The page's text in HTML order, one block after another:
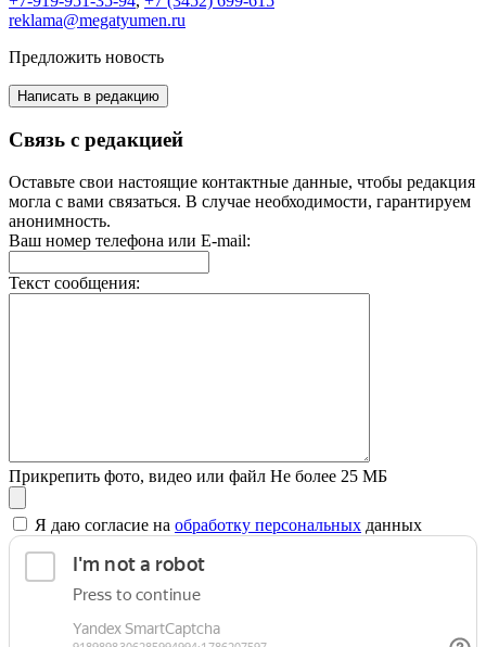
reklama@megatyumen.ru
Предложить новость
Написать в редакцию
Связь с редакцией
Оставьте свои настоящие контактные данные, чтобы редакция
могла с вами связаться. В случае необходимости, гарантируем
анонимность.
Ваш номер телефона или E-mail:
Текст сообщения:
Прикрепить фото, видео или файл Не более 25 МБ
Я даю согласие на обработку персональных данных